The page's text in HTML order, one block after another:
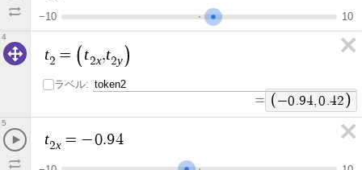
−10 10
t2 = t2x,t2y
ラベル:
= −0.94,0.42
4
t2x = −0.94
5